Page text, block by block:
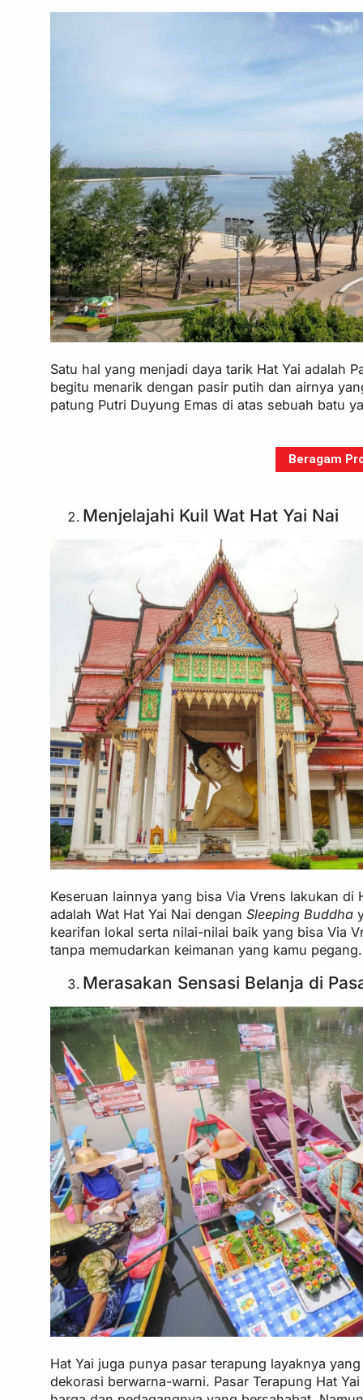
Satu hal yang menjadi daya tarik Hat Yai adalah
begitu menarik dengan pasir putih dan airnya
patung Putri Duyung Emas di atas sebuah batu
Beragam
Menjelajahi Kuil Wat Hat Yai Nai
Keseruan lainnya yang bisa Via Vrens lakukan
adalah Wat Hat Yai Nai denganSleeping Buddha
kearifan lokal serta nilai-nilai baik yang bisa Via
tanpa memudarkan keimanan yang kamu pegang.
Merasakan Sensasi Belanja di
Hat Yai juga punya pasar terapung layaknya
dekorasi berwarna-warni. Pasar Terapung Hat